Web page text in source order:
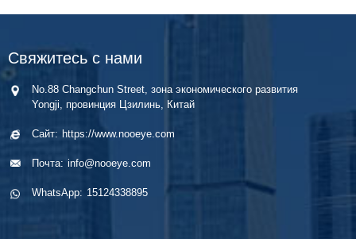
Свяжитесь с нами
No.88 Changchun Street, зона экономического развития
Yongji, провинция Цзилинь, Китай
Сайт: https://www.nooeye.com
Почта: info@nooeye.com
WhatsApp: 15124338895